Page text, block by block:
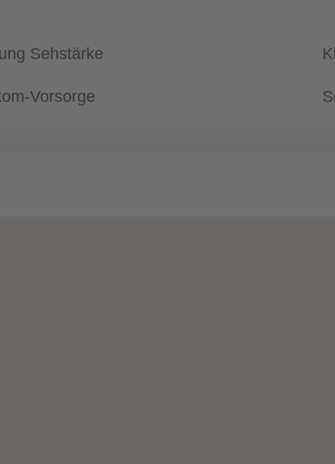
Sehstärke
Vorsorge